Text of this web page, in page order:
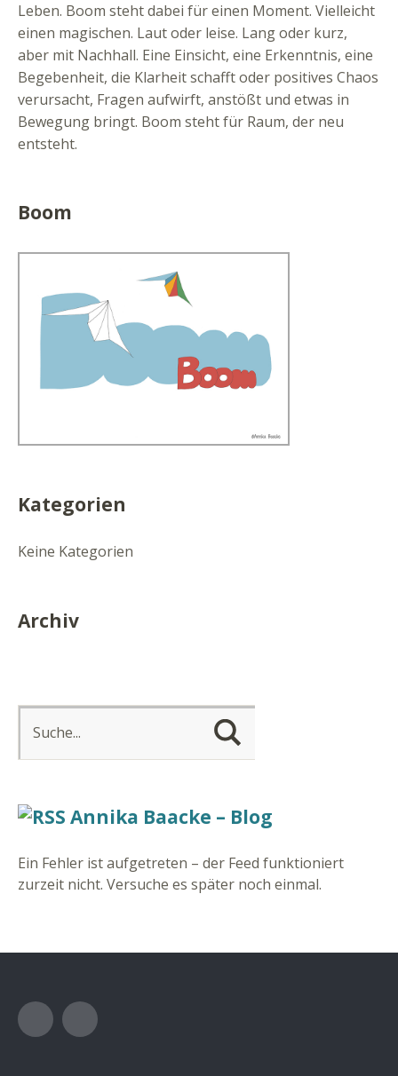
Leben. Boom steht dabei für einen Moment. Vielleicht
einen magischen. Laut oder leise. Lang oder kurz,
aber mit Nachhall. Eine Einsicht, eine Erkenntnis, eine
Begebenheit, die Klarheit schafft oder positives Chaos
verursacht, Fragen aufwirft, anstößt und etwas in
Bewegung bringt. Boom steht für Raum, der neu
entsteht.
Boom
Kategorien
Keine Kategorien
Archiv
Annika Baacke – Blog
Ein Fehler ist aufgetreten – der Feed funktioniert
zurzeit nicht. Versuche es später noch einmal.
Facebook